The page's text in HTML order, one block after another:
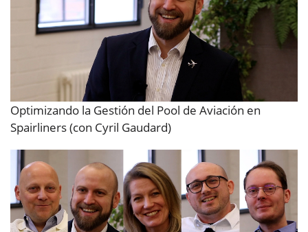
Optimizando la Gestión del Pool de Aviación en
Spairliners (con Cyril Gaudard)